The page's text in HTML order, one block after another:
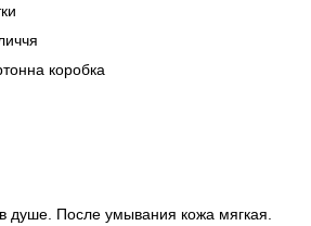
коробка
душе. После умывания кожа мягкая.